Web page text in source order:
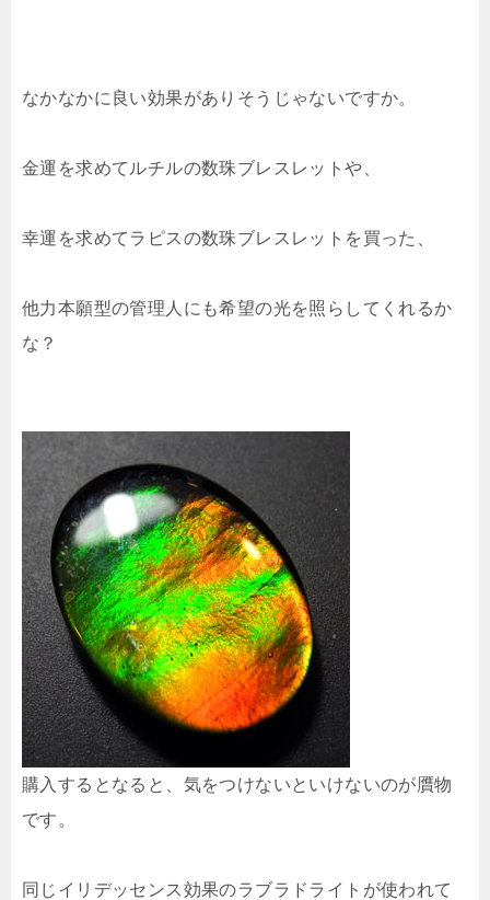
なかなかに良い効果がありそうじゃないですか。
金運を求めてルチルの数珠ブレスレットや、
幸運を求めてラピスの数珠ブレスレットを買った、
他力本願型の管理人にも希望の光を照らしてくれるか
な？
購入するとなると、気をつけないといけないのが贋物
です。
同じ イリデッセンス効果のラブラドライトが使われて